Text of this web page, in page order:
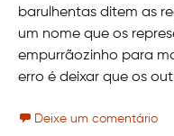
barulhentas ditem as
um nome que os
empurrãozinho para
erro é deixar que os
Deixe um comentário